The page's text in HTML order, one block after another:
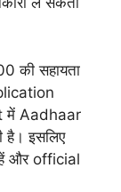
की सहायता
में Aadhaar
इसलिए
और official